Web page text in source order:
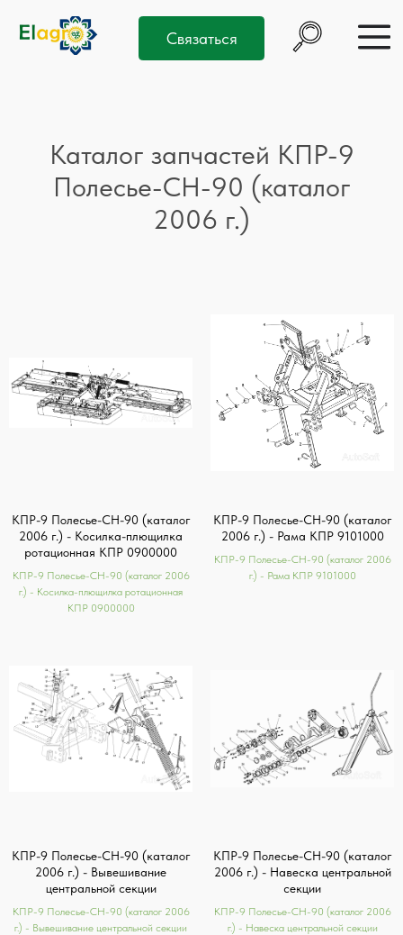
Каталог запчастей КПР-9
Полесье-СН-90 (каталог
2006 г.)
КПР-9 Полесье-СН-90 (каталог
2006 г.) - Косилка-плющилка
ротационная КПР 0900000
КПР-9 Полесье-СН-90 (каталог 2006
г.) - Косилка-плющилка ротационная
КПР 0900000
КПР-9 Полесье-СН-90 (каталог
2006 г.) - Рама КПР 9101000
КПР-9 Полесье-СН-90 (каталог 2006
г.) - Рама КПР 9101000
КПР-9 Полесье-СН-90 (каталог
2006 г.) - Вывешивание
центральной секции
КПР-9 Полесье-СН-90 (каталог 2006
г.) - Вывешивание центральной секции
КПР-9 Полесье-СН-90 (каталог
2006 г.) - Навеска центральной
секции
КПР-9 Полесье-СН-90 (каталог 2006
г.) - Навеска центральной секции